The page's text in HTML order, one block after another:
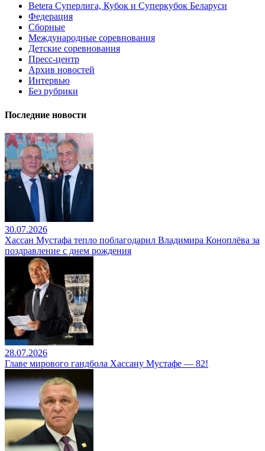
Betera Суперлига, Кубок и Суперкубок Беларуси
Федерация
Сборные
Международные соревнования
Детские соревнования
Пресс-центр
Архив новостей
Интервью
Без рубрики
Последние новости
30.07.2026
Хассан Мустафа тепло поблагодарил Владимира Коноплёва за
поздравление с днем рождения
28.07.2026
Главе мирового гандбола Хассану Мустафе — 82!